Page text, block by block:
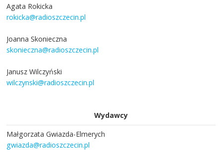
Agata Rokicka
rokicka@radioszczecin.pl
Joanna Skonieczna
skonieczna@radioszczecin.pl
Janusz Wilczyński
wilczynski@radioszczecin.pl
Wydawcy
Małgorzata Gwiazda-Elmerych
gwiazda@radioszczecin.pl